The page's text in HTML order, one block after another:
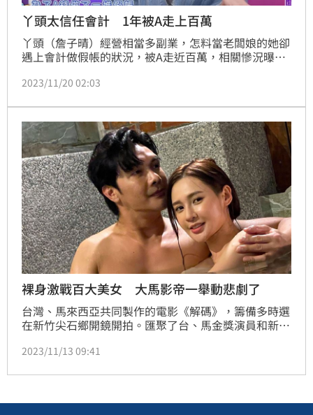
丫頭太信任會計 1年被A走上百萬
丫頭（詹子晴）經營相當多副業，怎料當老闆娘的她卻
遇上會計做假帳的狀況，被A走近百萬，相關慘況曝光
錢。記者鍾智凱／綜合報導
2023/11/20 02:03
裸身激戰百大美女 大馬影帝一舉動悲劇了
台灣、馬來西亞共同製作的電影《解碼》，籌備多時選
在新竹尖石鄉開鏡開拍。匯聚了台、馬金獎演員和新生
連續四年入圍美國電影網站TC CANDLER全球百大美女
情，想不到第一次合作居然是在台灣，讓兩人都直呼彼
2023/11/13 09:41